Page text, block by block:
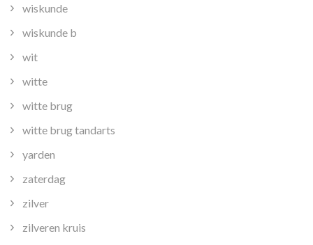
wiskunde
wiskunde b
wit
witte
witte brug
witte brug tandarts
yarden
zaterdag
zilver
zilveren kruis